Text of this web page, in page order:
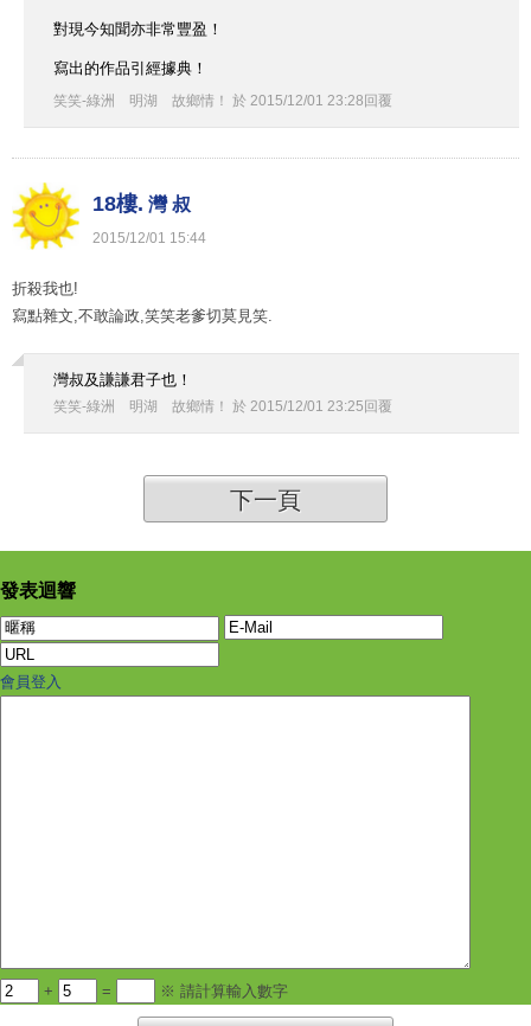
對現今知聞亦非常豐盈！
寫出的作品引經據典！
笑笑-綠洲 明湖 故鄉情！ 於 2015/12/01 23:28 回覆
18樓. 灣 叔
2015/12/01 15:44
折殺我也!
寫點雜文,不敢論政,笑笑老爹切莫見笑.
灣叔及謙謙君子也！
笑笑-綠洲 明湖 故鄉情！ 於 2015/12/01 23:25 回覆
下一頁
發表迴響
會員登入
+ = ※ 請計算輸入數字